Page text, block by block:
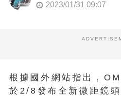
2023/01/31 09:07
根據國外網站指出，
於2/8發布全新微距鏡